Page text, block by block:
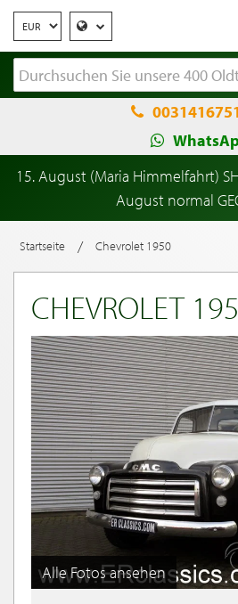
15. August (Maria Himmelfahrt)
August normal
Startseite / Chevrolet 1950
CHEVROLET
Alle Fotos ansehen